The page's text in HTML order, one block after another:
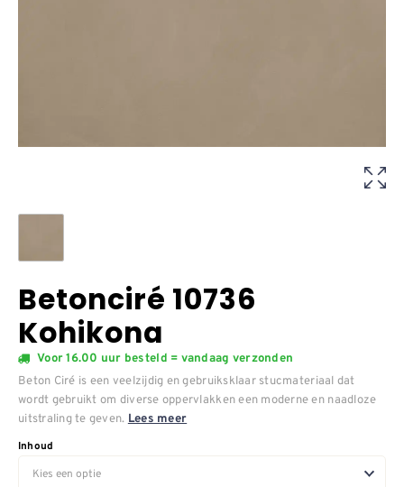
Betonciré 10736
Kohikona
Voor 16.00 uur besteld = vandaag verzonden
Beton Ciré is een veelzijdig en gebruiksklaar stucmateriaal dat
wordt gebruikt om diverse oppervlakken een moderne en naadloze
uitstraling te geven. Lees meer
Inhoud